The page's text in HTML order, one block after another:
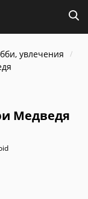
увлечения
Медведя